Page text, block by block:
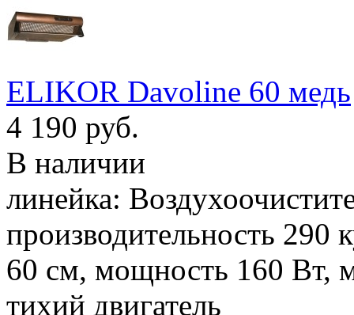
ELIKOR Davoline 60 медь
4 190 руб.
В наличии
линейка:
производительность 290
60 см, мощность 160 Вт,
тихий двигатель